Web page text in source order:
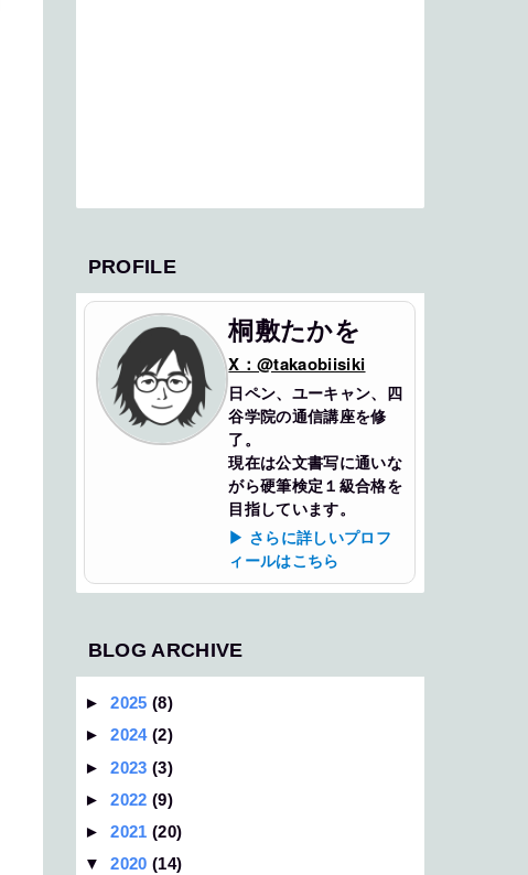
PROFILE
桐敷たかを
X：@takaobiisiki
日ペン、ユーキャン、四
谷学院の通信講座を修
了。
現在は公文書写に通いな
がら硬筆検定１級合格を
目指しています。
▶ さらに詳しいプロフ
ィールはこちら
BLOG ARCHIVE
►2025(8)
►2024(2)
►2023(3)
►2022(9)
►2021(20)
▼2020(14)